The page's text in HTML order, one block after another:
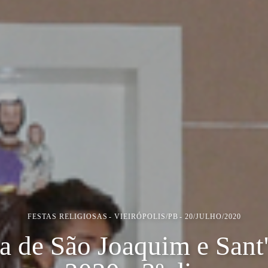
FESTAS RELIGIOSAS VIEIRÓPOLIS/PB 20/JULHO/2020
de São Joaquim e